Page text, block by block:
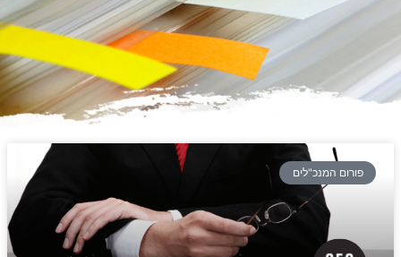
פורום המנכ"לים